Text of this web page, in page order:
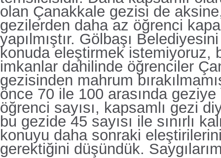
olan Çanakkale gezisi de
gezilerden daha az öğrenci
yapılmıştır. Gölbaşı
konuda eleştirmek istemiyoruz,
imkanlar dahilinde öğrenciler
gezisinden mahrum
önce 70 ile 100 arasında
öğrenci sayısı, kapsamlı gezi
bu gezide 45 sayısı ile sınırlı
konuyu daha sonraki
gerektiğini düşündük.